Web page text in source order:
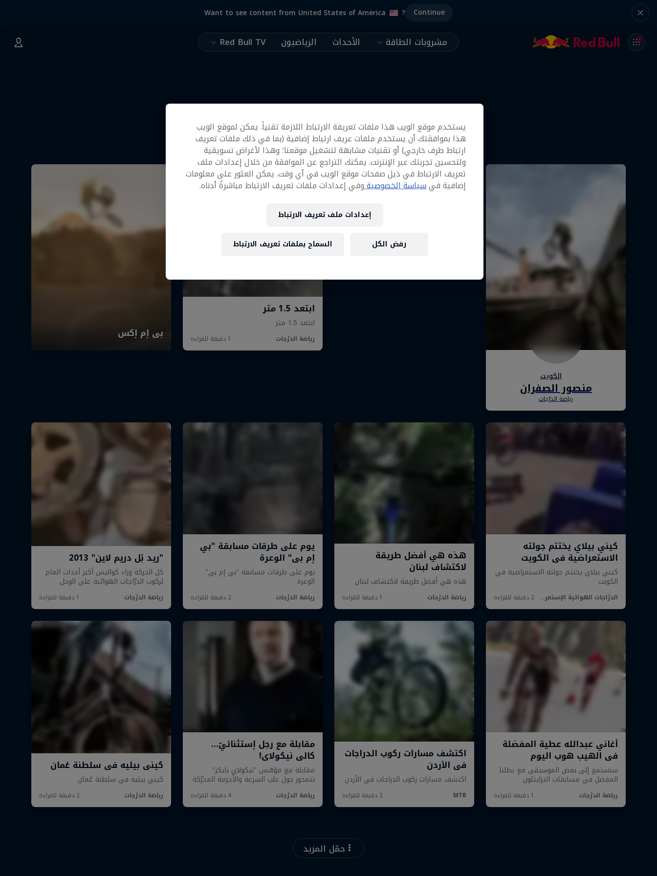
Want to see content from United States of America ? Continue
مشروبات الطاقة الأحداث الرياضيون Red Bull TV
المزيد لا تنظر إلى الأسفل
هكذا خاض كريس كايل تجربة "بي م
إكس" في السماء
رياضة الدرّجات
حمّل المزيد
يستخدم موقع الويب هذا ملفات تعريفة الارتباط اللازمة تقنياً. يمكن لموقع الويب
هذا بموافقتك أن يستخدم ملفات عريف ارتباط إضافية (بما في ذلك ملفات تعريف
ارتباط طرف خارجي) أو تقنيات مشابهة لتشغيل موقعنا؛ وهذا لأغراض تسويقية
ولتحسين تجربتك عبر الإنترنت. يمكنك التراجع عن الموافقة من خلال إعدادات ملف
تعريف الارتباط في ذيل صفحات موقع الويب في أي وقت. يمكن العثور على معلومات
إضافية فيسياسة الخصوصيةوفي إعدادات ملفات تعريف الارتباط مباشرةً أدناه.
إعدادات ملف تعريف الارتباط
رفض الكل السماح بملفات تعريف الارتباط